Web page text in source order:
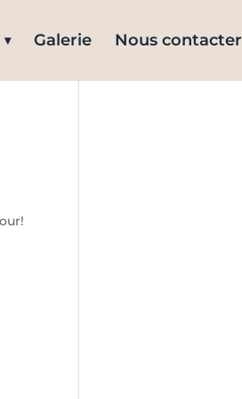
Galerie Nous contacter